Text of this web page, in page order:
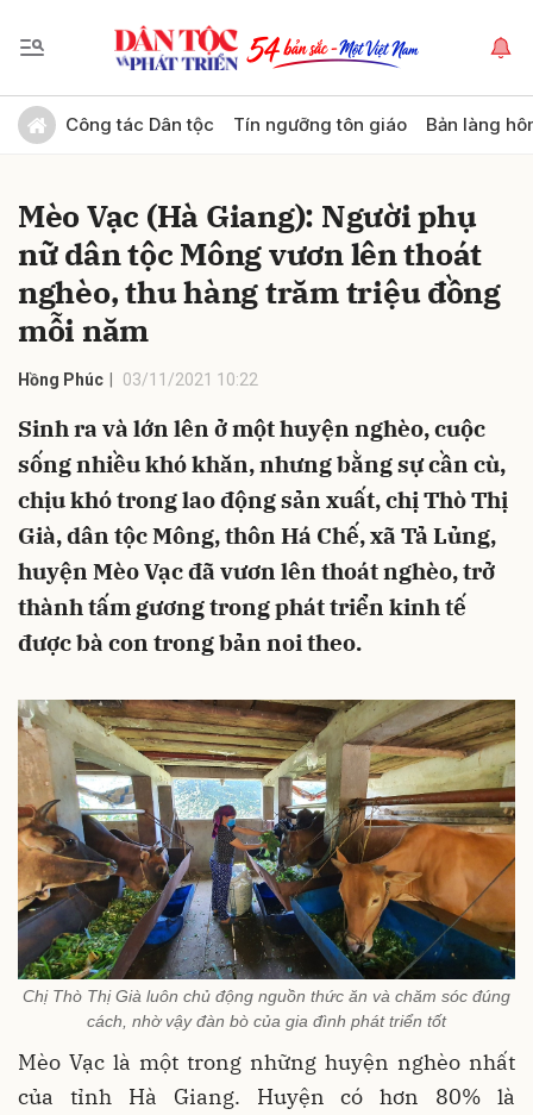
Công tác Dân tộc Tín ngưỡng tôn giáo Bản làng
Mèo Vạc (Hà Giang): Người phụ
nữ dân tộc Mông vươn lên thoát
nghèo, thu hàng trăm triệu đồng
mỗi năm
Hồng Phúc 03/11/2021 10:22
Sinh ra và lớn lên ở một huyện nghèo, cuộc
sống nhiều khó khăn, nhưng bằng sự cần cù,
chịu khó trong lao động sản xuất, chị Thò Thị
Già, dân tộc Mông, thôn Há Chế, xã Tả Lủng,
huyện Mèo Vạc đã vươn lên thoát nghèo, trở
thành tấm gương trong phát triển kinh tế
được bà con trong bản noi theo.
Chị Thò Thị Già luôn chủ động nguồn thức ăn và chăm sóc đúng
cách, nhờ vậy đàn bò của gia đình phát triển tốt
Mèo Vạc là một trong những huyện nghèo nhất
của tỉnh Hà Giang. Huyện có hơn 80% là
Gửi bình luận